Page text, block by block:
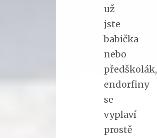
už
jste
babička
nebo
předškolák,
endorfiny
se
vyplaví
prostě